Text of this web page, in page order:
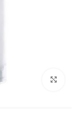
بزرگنمایی تصویر